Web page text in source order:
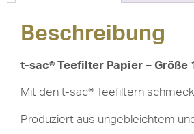
Beschreibung
t-sac® Teefilter Papier – Größe
Mit den t-sac® Teefiltern
Produziert aus ungebleichtem